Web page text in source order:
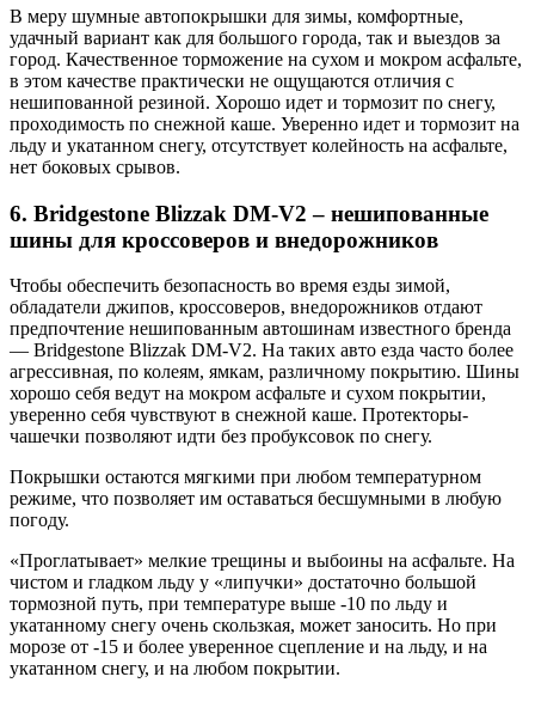
В меру шумные автопокрышки для зимы, комфортные,
удачный вариант как для большого города, так и выездов за
город. Качественное торможение на сухом и мокром асфальте,
в этом качестве практически не ощущаются отличия с
нешипованной резиной. Хорошо идет и тормозит по снегу,
проходимость по снежной каше. Уверенно идет и тормозит на
льду и укатанном снегу, отсутствует колейность на асфальте,
нет боковых срывов.
6. Bridgestone Blizzak DM-V2 – нешипованные
шины для кроссоверов и внедорожников
Чтобы обеспечить безопасность во время езды зимой,
обладатели джипов, кроссоверов, внедорожников отдают
предпочтение нешипованным автошинам известного бренда
— Bridgestone Blizzak DM-V2. На таких авто езда часто более
агрессивная, по колеям, ямкам, различному покрытию. Шины
хорошо себя ведут на мокром асфальте и сухом покрытии,
уверенно себя чувствуют в снежной каше. Протекторы-
чашечки позволяют идти без пробуксовок по снегу.
Покрышки остаются мягкими при любом температурном
режиме, что позволяет им оставаться бесшумными в любую
погоду.
«Проглатывает» мелкие трещины и выбоины на асфальте. На
чистом и гладком льду у «липучки» достаточно большой
тормозной путь, при температуре выше -10 по льду и
укатанному снегу очень скользкая, может заносить. Но при
морозе от -15 и более уверенное сцепление и на льду, и на
укатанном снегу, и на любом покрытии.